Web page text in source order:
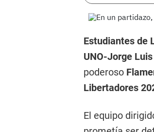
Estudiantes de
UNO-Jorge
poderoso
Libertadores
El equipo